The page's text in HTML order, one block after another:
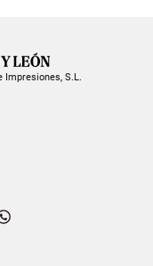
Impresiones, S.L.